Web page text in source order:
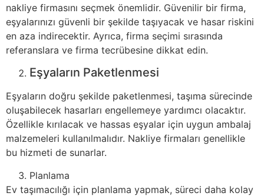
nakliye firmasını seçmek önemlidir. Güvenilir bir firma,
eşyalarınızı güvenli bir şekilde taşıyacak ve hasar riskini
en aza indirecektir. Ayrıca, firma seçimi sırasında
referanslara ve firma tecrübesine dikkat edin.
Eşyaların Paketlenmesi
Eşyaların doğru şekilde paketlenmesi, taşıma sürecinde
oluşabilecek hasarları engellemeye yardımcı olacaktır.
Özellikle kırılacak ve hassas eşyalar için uygun ambalaj
malzemeleri kullanılmalıdır. Nakliye firmaları genellikle
bu hizmeti de sunarlar.
Planlama
Ev taşımacılığı için planlama yapmak, süreci daha kolay